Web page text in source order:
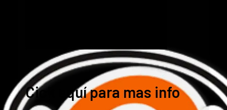
Cick aquí para mas info